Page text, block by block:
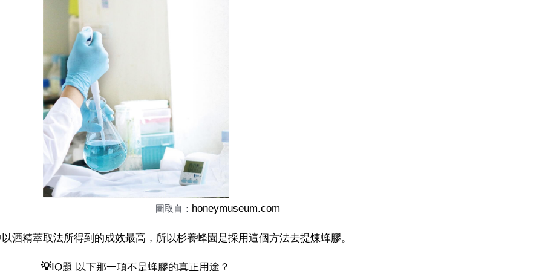
取自： honeymuseum.com
酒精萃取法所得到的成效最高，所以杉養蜂園是採用這個方法去提煉蜂膠。
💡IQ題 以下那一項不是蜂膠的真正用途？